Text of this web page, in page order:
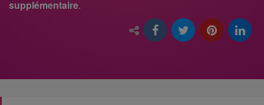
supplémentaire.